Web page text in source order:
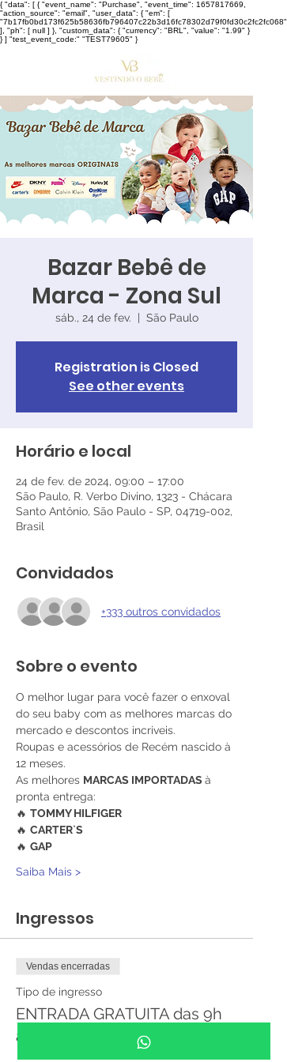
{ "data": [ { "event_name": "Purchase", "event_time": 1657817669,
"action_source": "email", "user_data": { "em": [
"7b17fb0bd173f625b58636fb796407c22b3d16fc78302d79f0fd30c2fc2fc068"
], "ph": [ null ] }, "custom_data": { "currency": "BRL", "value": "1.99" }
} ] "test_event_code:" "TEST79605" }
Bazar Bebê de
Marca - Zona Sul
sáb., 24 de fev. São Paulo
Registration is Closed
See other events
Horário e local
24 de fev. de 2024, 09:00 – 17:00
São Paulo, R. Verbo Divino, 1323 - Chácara
Santo Antônio, São Paulo - SP, 04719-002,
Brasil
Convidados
+333 outros convidados
Sobre o evento
O melhor lugar para você fazer o enxoval
do seu baby com as melhores marcas do
mercado e descontos incriveis.
Roupas e acessórios de Recém nascido à
12 meses.
As melhores MARCAS IMPORTADAS à
pronta entrega:
🔥 TOMMY HILFIGER
🔥 CARTER`S
🔥 GAP
Saiba Mais >
Ingressos
Vendas encerradas
Tipo de ingresso
ENTRADA GRATUITA das 9h
às 17h